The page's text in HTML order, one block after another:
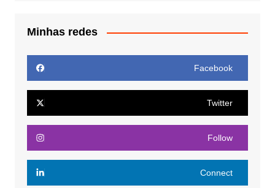
Minhas redes
Facebook
Twitter
Follow
Connect